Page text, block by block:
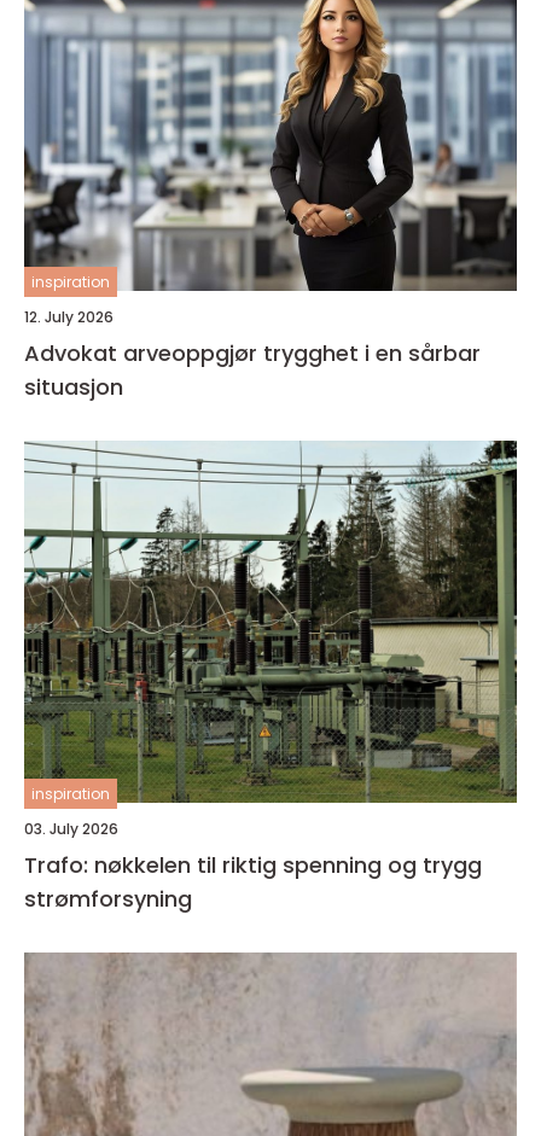
inspiration
12. July 2026
Advokat arveoppgjør trygghet i en sårbar
situasjon
inspiration
03. July 2026
Trafo: nøkkelen til riktig spenning og trygg
strømforsyning